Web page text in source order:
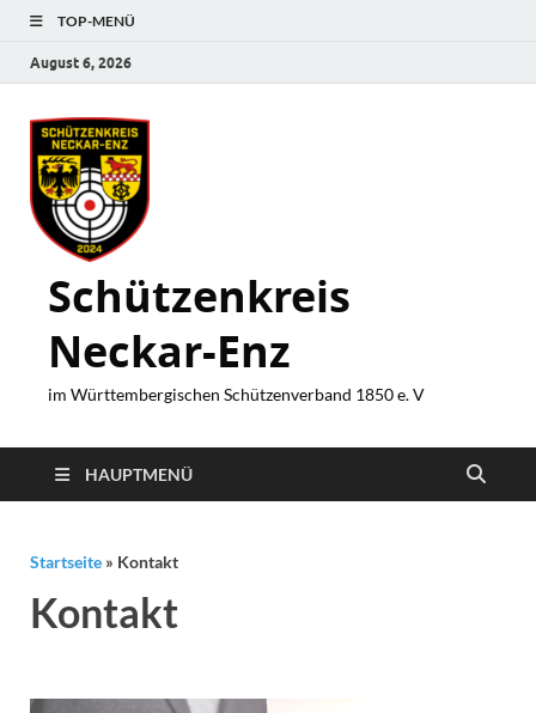
TOP-MENÜ
August 6, 2026
Schützenkreis
Neckar-Enz
im Württembergischen Schützenverband 1850 e. V
HAUPTMENÜ
Startseite » Kontakt
Kontakt